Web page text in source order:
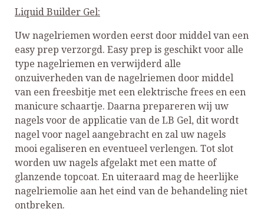
Liquid Builder Gel:
Uw nagelriemen worden eerst door middel van een
easy prep verzorgd. Easy prep is geschikt voor alle
type nagelriemen en verwijderd alle
onzuiverheden van de nagelriemen door middel
van een freesbitje met een elektrische frees en een
manicure schaartje. Daarna prepareren wij uw
nagels voor de applicatie van de LB Gel, dit wordt
nagel voor nagel aangebracht en zal uw nagels
mooi egaliseren en eventueel verlengen. Tot slot
worden uw nagels afgelakt met een matte of
glanzende topcoat. En uiteraard mag de heerlijke
nagelriemolie aan het eind van de behandeling niet
ontbreken.